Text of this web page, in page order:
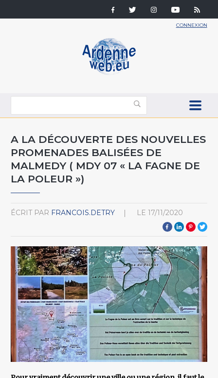
CONNEXION
A LA DÉCOUVERTE DES NOUVELLES
PROMENADES BALISÉES DE
MALMEDY ( MDY 07 « LA FAGNE DE
LA POLEUR »)
ÉCRIT PAR FRANCOIS.DETRY LE 17/11/2020